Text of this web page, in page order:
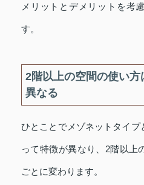
メリットとデメリットを考
す。
2階以上の空間の使い
異なる
ひとことでメゾネットタイプ
って特徴が異なり、2階以上
ごとに変わります。